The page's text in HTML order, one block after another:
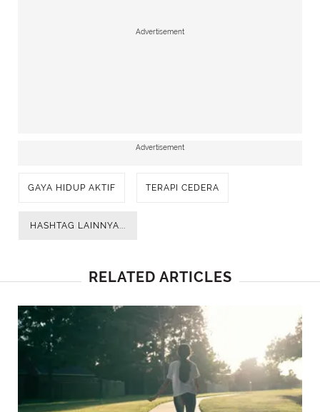
Advertisement
Advertisement
GAYA HIDUP AKTIF TERAPI CEDERA
HASHTAG LAINNYA...
RELATED ARTICLES